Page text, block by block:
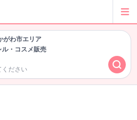
がわ市エリア
ル・コスメ販売
ください